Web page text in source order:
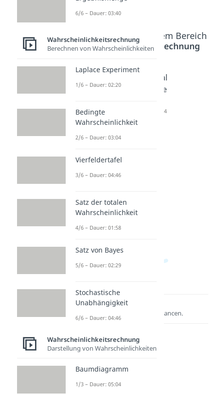
Beliebte Inhalte aus dem Bereich
Wahrscheinlichkeitsrechnung
Bernoulli
Experim
Dauer: 04:11
Binomial
koeffizie
einfach
erklärt
Dauer: 04:57
Binomial
koeffizie
Dauer: 03:54
Lernen lohnt sich!
Entdecke hier deine Chancen.
6/6 – Dauer: 03:40
Wahrscheinlichkeitsrechnung
Berechnen von Wahrscheinlichkeiten
Laplace Experiment
1/6 – Dauer: 02:20
Bedingte
Wahrscheinlichkeit
2/6 – Dauer: 03:04
Vierfeldertafel
3/6 – Dauer: 04:46
Satz der totalen
Wahrscheinlichkeit
4/6 – Dauer: 01:58
Satz von Bayes
5/6 – Dauer: 02:29
Stochastische
Unabhängigkeit
6/6 – Dauer: 04:46
Wahrscheinlichkeitsrechnung
Darstellung von Wahrscheinlichkeiten
Baumdiagramm
1/3 – Dauer: 05:04